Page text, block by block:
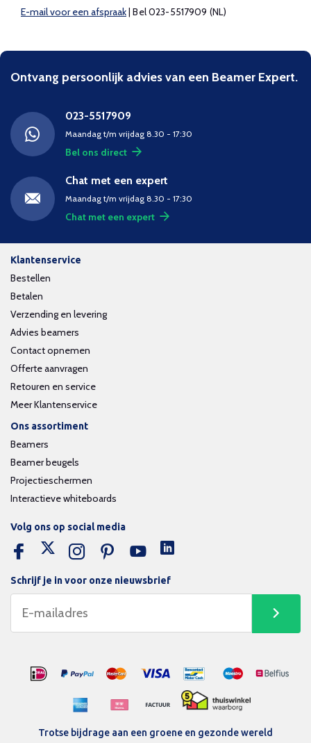
E-mail voor een afspraak | Bel 023-5517909 (NL)
Ontvang persoonlijk advies van een Beamer Expert.
023-5517909
Maandag t/m vrijdag 8.30 - 17:30
Bel ons direct
Chat met een expert
Maandag t/m vrijdag 8.30 - 17:30
Chat met een expert
Klantenservice
Bestellen
Betalen
Verzending en levering
Advies beamers
Contact opnemen
Offerte aanvragen
Retouren en service
Meer Klantenservice
Ons assortiment
Beamers
Beamer beugels
Projectieschermen
Interactieve whiteboards
Schrijf je in voor onze nieuwsbrief
Volg ons op social media
Trotse bijdrage aan een groene en gezonde wereld